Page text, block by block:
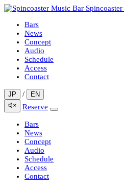
Spincoaster
Bars
News
Concept
Audio
Schedule
Access
Contact
JP / EN
Reserve
Bars
News
Concept
Audio
Schedule
Access
Contact